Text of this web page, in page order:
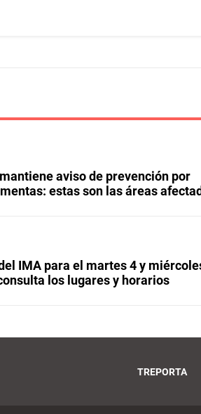
aviso de prevención por
estas son las áreas
IMA para el martes 4 y
los lugares y horarios
TREPORTA